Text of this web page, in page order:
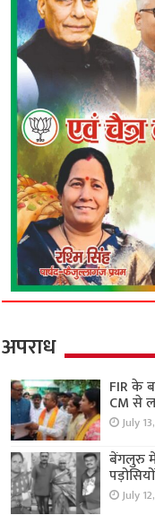
अपराध
FIR के
CM से
July
बेंगलुरु
July